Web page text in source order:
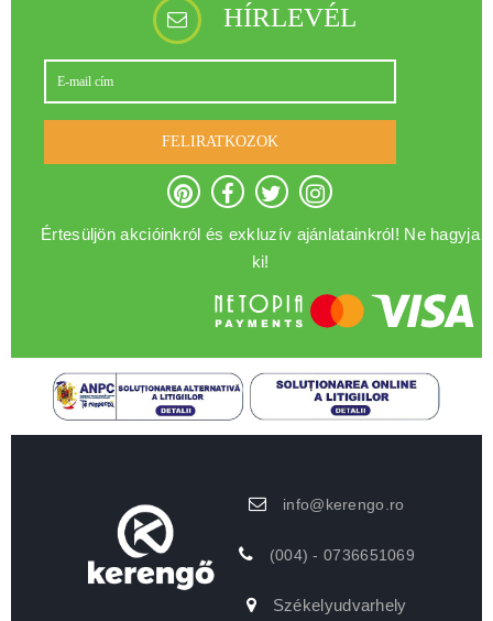
HÍRLEVÉL
FELIRATKOZOK
Értesüljön akcióinkról és exkluzív ajánlatainkról! Ne hagyja
ki!
info@kerengo.ro
(004) - 0736651069
Székelyudvarhely